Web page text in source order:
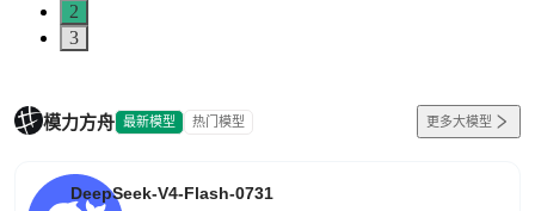
2
3
模力方舟 最新模型 热门模型 更多大模型
DeepSeek-V4-Flash-0731